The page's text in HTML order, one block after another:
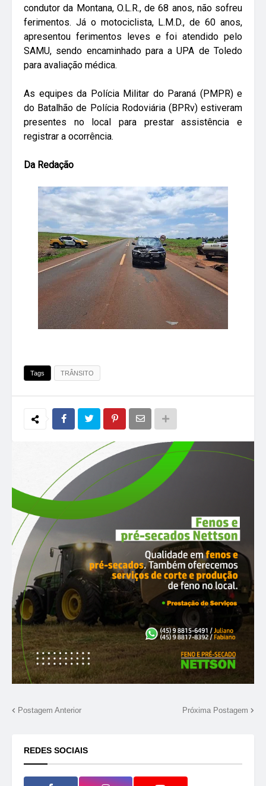
condutor da Montana, O.L.R., de 68 anos, não sofreu
ferimentos. Já o motociclista, L.M.D., de 60 anos,
apresentou ferimentos leves e foi atendido pelo
SAMU, sendo encaminhado para a UPA de Toledo
para avaliação médica.
As equipes da Polícia Militar do Paraná (PMPR) e
do Batalhão de Polícia Rodoviária (BPRv) estiveram
presentes no local para prestar assistência e
registrar a ocorrência.
Da Redação
Tags TRÂNSITO
Postagem Anterior Próxima Postagem
REDES SOCIAIS